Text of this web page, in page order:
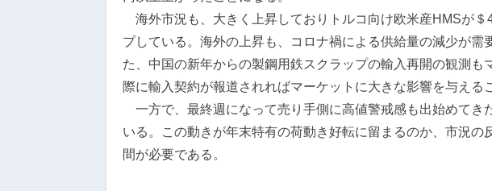
海外市況も、大きく上昇しておりトルコ向け欧米産HMSが
プしている。海外の上昇も、コロナ禍による供給量の減少が
た、中国の新年からの製鋼用鉄スクラップの輸入再開の観測
際に輸入契約が報道されればマーケットに大きな影響を与える
一方で、最終週になって売り手側に高値警戒感も出始めてき
いる。この動きが年末特有の荷動き好転に留まるのか、市況
間が必要である。